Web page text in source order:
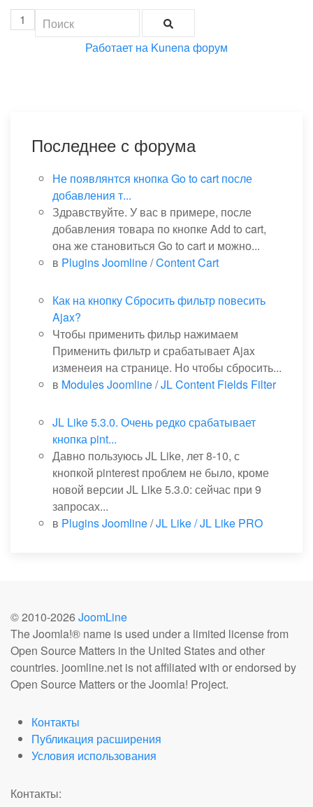
1
Работает на Kunena форум
Последнее с форума
Не появлянтся кнопка Go to cart после
добавления т...
Здравствуйте. У вас в примере, после
добавления товара по кнопке Add to cart,
она же становиться Go to cart и можно...
в Plugins Joomline/Content Cart
Как на кнопку Сбросить фильтр повесить
Ajax?
Чтобы применить фильр нажимаем
Применить фильтр и срабатывает Ajax
изменеия на странице. Но чтобы сбросить...
в Modules Joomline/JL Content Fields Filter
JL Like 5.3.0. Очень редко срабатывает
кнопка pint...
Давно пользуюсь JL Like, лет 8-10, с
кнопкой pinterest проблем не было, кроме
новой версии JL Like 5.3.0: сейчас при 9
запросах...
в Plugins Joomline/JL Like / JL Like PRO
© 2010-2026 JoomLine
The Joomla!® name is used under a limited license from
Open Source Matters in the United States and other
countries. joomline.net is not affiliated with or endorsed by
Open Source Matters or the Joomla! Project.
Контакты
Публикация расширения
Условия использования
Контакты: